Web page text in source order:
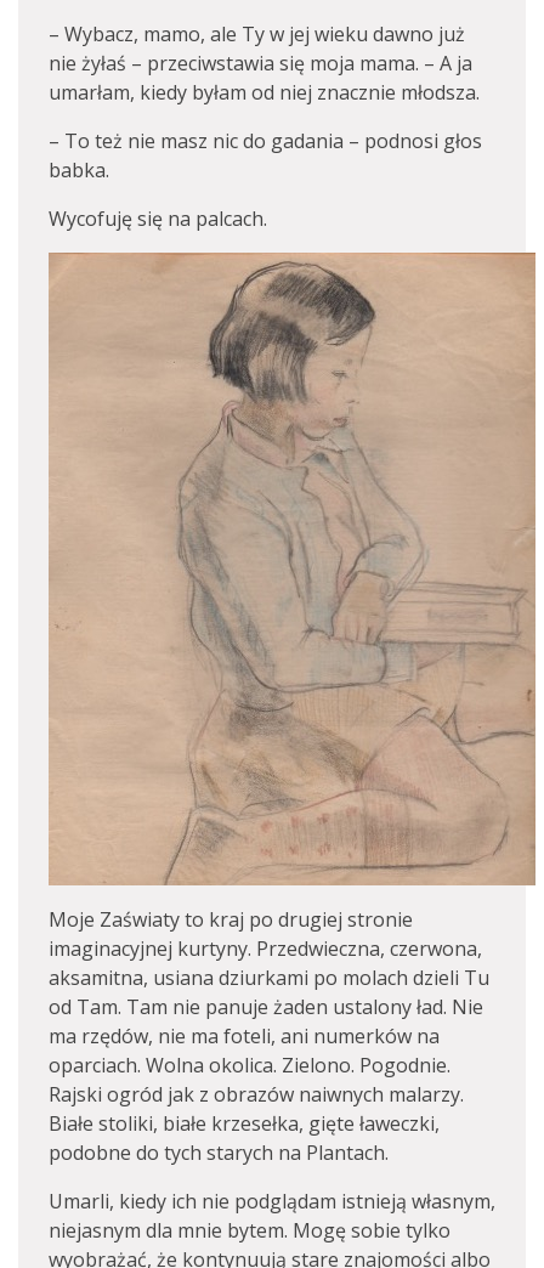
– Wybacz, mamo, ale Ty w jej wieku dawno już
nie żyłaś – przeciwstawia się moja mama. – A ja
umarłam, kiedy byłam od niej znacznie młodsza.
– To też nie masz nic do gadania – podnosi głos
babka.
Wycofuję się na palcach.
Moje Zaświaty to kraj po drugiej stronie
imaginacyjnej kurtyny. Przedwieczna, czerwona,
aksamitna, usiana dziurkami po molach dzieli Tu
od Tam. Tam nie panuje żaden ustalony ład. Nie
ma rzędów, nie ma foteli, ani numerków na
oparciach. Wolna okolica. Zielono. Pogodnie.
Rajski ogród jak z obrazów naiwnych malarzy.
Białe stoliki, białe krzesełka, gięte ławeczki,
podobne do tych starych na Plantach.
Umarli, kiedy ich nie podglądam istnieją własnym,
niejasnym dla mnie bytem. Mogę sobie tylko
wyobrażać, że kontynuują stare znajomości albo